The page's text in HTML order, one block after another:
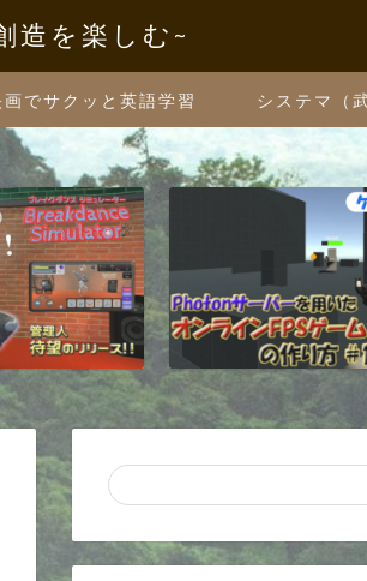
造を楽しむ~
画でサクッと英語学習 システマ（